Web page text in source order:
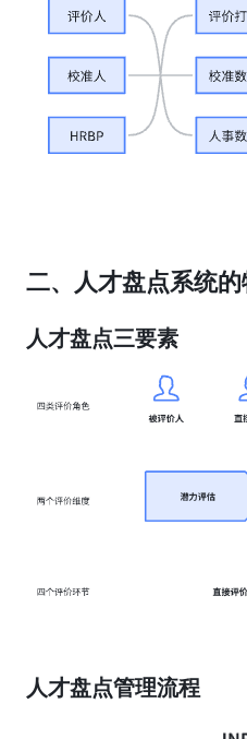
二、人才盘点系统的
人才盘点三要素
人才盘点管理流程